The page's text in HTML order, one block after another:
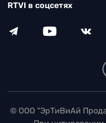
RTVI в соцсетях
© ООО "ЭрТиВиАй